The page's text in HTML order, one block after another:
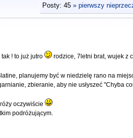
Posty: 45 » pierwszy
tak ! to już jutro
rodzice, 7letni brat, wujek z
planujemy być w niedzielę rano na
zbieranie, aby nie usłyszeć "Chyba
oczywiście
podróżującym.